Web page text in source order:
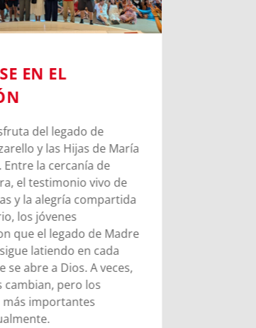
EN EL
del legado de
y las Hijas de María
la cercanía de
el testimonio vivo de
y la alegría compartida
los jóvenes
que el legado de Madre
latiendo en cada
se abre a Dios. A veces,
cambian, pero los
importantes